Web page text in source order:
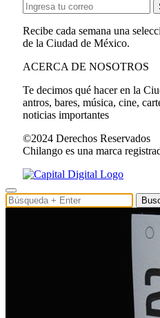
Recibe cada semana una
de la Ciudad de México.
ACERCA DE NOSOTROS
Te decimos qué hacer en la
antros, bares, música, cine,
noticias importantes
©2024 Derechos Reservados
Chilango es una marca